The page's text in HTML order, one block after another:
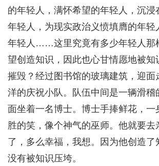
的年轻人，满怀希望的年轻人，沉浸
年轻人，为现实政治义愤填膺的年轻
年轻人……这里究竟有多少年轻人那
望创造知识，因此也心甘情愿地被知
摧毁？经过图书馆的玻璃建筑，迎面
洋的庆祝小队。队伍中间是一辆滑稽
面坐着一名博士。博士手捧鲜花，一
胜的笑，像个神气的巫师。他就要去
了，多么幸福，我想。因为他创造了
没有被知识压垮。